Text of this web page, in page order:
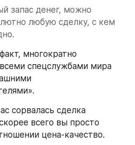
запас денег, можно
любую сделку, с кем
многократно
спецслужбами мира
сорвалась сделка
всего вы просто
цена-качество.